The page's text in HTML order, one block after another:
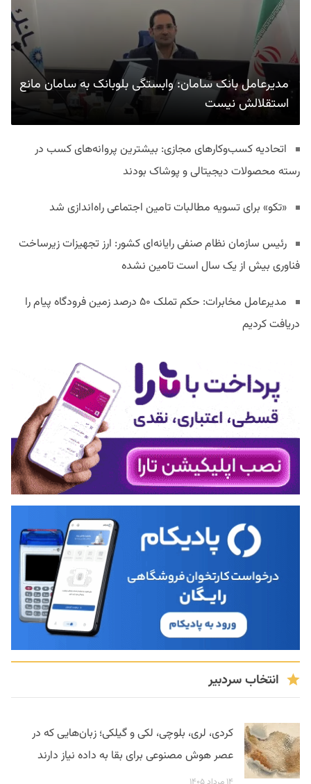
مدیرعامل بانک سامان: وابستگی بلوبانک به سامان مانع
استقلالش نیست
اتحادیه کسب‌وکارهای مجازی: بیشترین پروانه‌های کسب در
رسته محصولات دیجیتالی و پوشاک بودند
«تکو» برای تسویه مطالبات تامین اجتماعی راه‌اندازی شد
رئیس سازمان نظام صنفی رایانه‌ای کشور: ارز تجهیزات زیرساخت
فناوری بیش از یک سال است تامین نشده
مدیرعامل مخابرات: حکم تملک ۵۰ درصد زمین فرودگاه پیام را
دریافت کردیم
انتخاب سردبیر
کردی، لری، بلوچی، لکی و گیلکی؛ زبان‌هایی که در
عصر هوش مصنوعی برای بقا به داده نیاز دارند